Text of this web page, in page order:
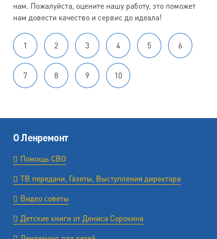
нам. Пожалуйста, оцените нашу работу, это поможет
нам довести качество и сервис до идеала!
1 2 3 4 5 6
7 8 9 10
О Ленремонт
Помощь СВО
ТВ передачи, Газеты, Выступления директора
Видео советы
Детские книги от Дениса Сорокина